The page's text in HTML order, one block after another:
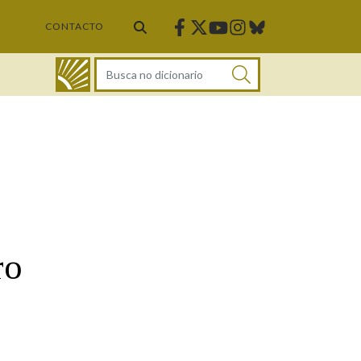
CONTACTO Facebook
Twitter
Youtube
Instagram
Bluesky
DICIONARIO